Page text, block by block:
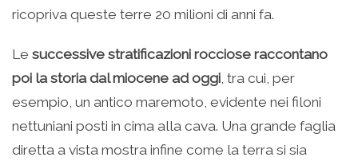
ricopriva queste terre 20 milioni di anni fa.
Le successive stratificazioni rocciose raccontano
poi la storia dal miocene ad oggi, tra cui, per
esempio, un antico maremoto, evidente nei filoni
nettuniani posti in cima alla cava. Una grande faglia
diretta a vista mostra infine come la terra si sia